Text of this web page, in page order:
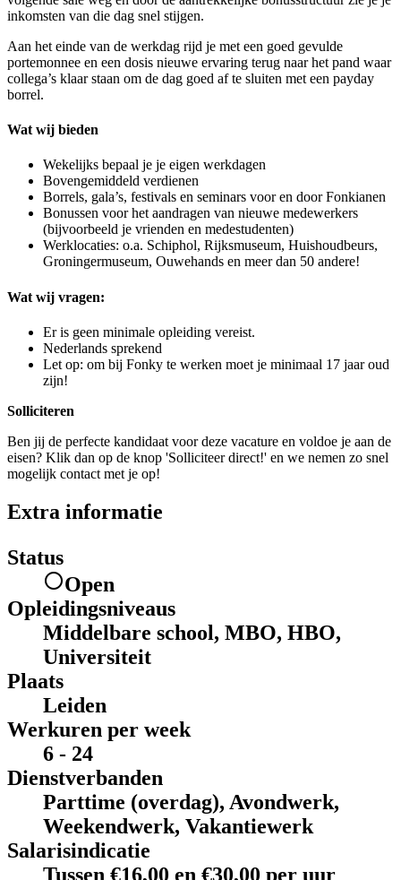
inkomsten van die dag snel stijgen.
Aan het einde van de werkdag rijd je met een goed gevulde
portemonnee en een dosis nieuwe ervaring terug naar het pand waar
collega’s klaar staan om de dag goed af te sluiten met een payday
borrel.
Wat wij bieden
Wekelijks bepaal je je eigen werkdagen
Bovengemiddeld verdienen
Borrels, gala’s, festivals en seminars voor en door Fonkianen
Bonussen voor het aandragen van nieuwe medewerkers
(bijvoorbeeld je vrienden en medestudenten)
Werklocaties: o.a. Schiphol, Rijksmuseum, Huishoudbeurs,
Groningermuseum, Ouwehands en meer dan 50 andere!
Wat wij vragen:
Er is geen minimale opleiding vereist.
Nederlands sprekend
Let op: om bij Fonky te werken moet je minimaal 17 jaar oud
zijn!
Solliciteren
Ben jij de perfecte kandidaat voor deze vacature en voldoe je aan de
eisen? Klik dan op de knop 'Solliciteer direct!' en we nemen zo snel
mogelijk contact met je op!
Extra informatie
Status
Open
Opleidingsniveaus
Middelbare school, MBO, HBO,
Universiteit
Plaats
Leiden
Werkuren per week
6 - 24
Dienstverbanden
Parttime (overdag), Avondwerk,
Weekendwerk, Vakantiewerk
Salarisindicatie
Tussen €16,00 en €30,00 per uur